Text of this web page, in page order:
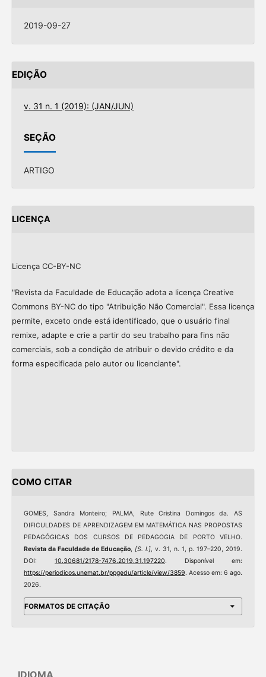
2019-09-27
EDIÇÃO
v. 31 n. 1 (2019): (JAN/JUN)
SEÇÃO
ARTIGO
LICENÇA
Licença CC-BY-NC
"Revista da Faculdade de Educação adota a licença Creative
Commons BY-NC do tipo "Atribuição Não Comercial". Essa licença
permite, exceto onde está identificado, que o usuário final
remixe, adapte e crie a partir do seu trabalho para fins não
comerciais, sob a condição de atribuir o devido crédito e da
forma especificada pelo autor ou licenciante".
COMO CITAR
GOMES, Sandra Monteiro; PALMA, Rute Cristina Domingos da. AS
DIFICULDADES DE APRENDIZAGEM EM MATEMÁTICA NAS PROPOSTAS
PEDAGÓGICAS DOS CURSOS DE PEDAGOGIA DE PORTO VELHO.
Revista da Faculdade de Educação,[S. l.], v. 31, n. 1, p. 197–220, 2019.
DOI: 10.30681/2178-7476.2019.31.197220. Disponível em:
https://periodicos.unemat.br/ppgedu/article/view/3859. Acesso em: 6 ago.
2026.
FORMATOS DE CITAÇÃO